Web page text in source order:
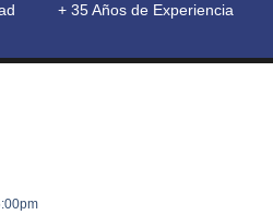
+ 35 Años de Experiencia